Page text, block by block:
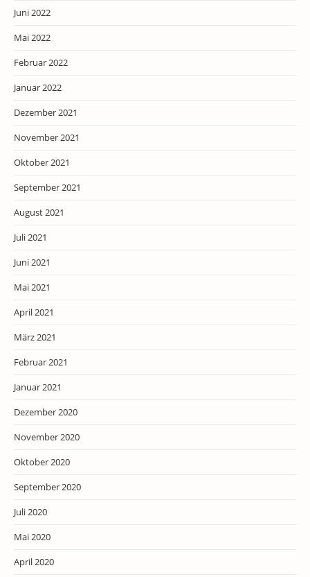
Juni 2022
Mai 2022
Februar 2022
Januar 2022
Dezember 2021
November 2021
Oktober 2021
September 2021
August 2021
Juli 2021
Juni 2021
Mai 2021
April 2021
März 2021
Februar 2021
Januar 2021
Dezember 2020
November 2020
Oktober 2020
September 2020
Juli 2020
Mai 2020
April 2020